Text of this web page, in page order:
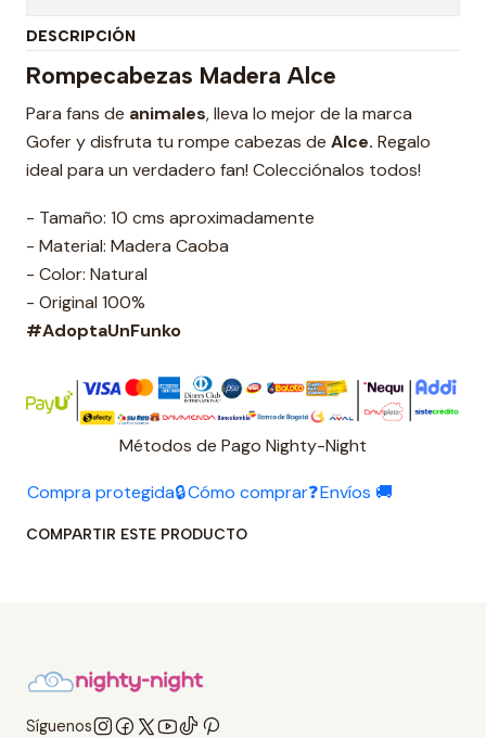
DESCRIPCIÓN
Rompecabezas Madera Alce
Para fans de animales, lleva lo mejor de la marca
Gofer y disfruta tu rompe cabezas de Alce. Regalo
ideal para un verdadero fan! Colecciónalos todos!
- Tamaño: 10 cms aproximadamente
- Material: Madera Caoba
- Color: Natural
- Original 100%
#AdoptaUnFunko
Métodos de Pago Nighty-Night
Compra protegida🔒Cómo comprar❓Envíos 🚚
COMPARTIR ESTE PRODUCTO
Síguenos